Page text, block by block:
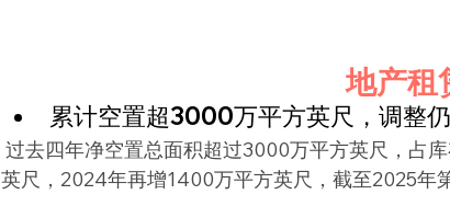
地产租
累计空置超3000万平方英尺，调整
过去四年净空置总面积超过3000万平方英尺，占
英尺，2024年再增1400万平方英尺，截至2025年